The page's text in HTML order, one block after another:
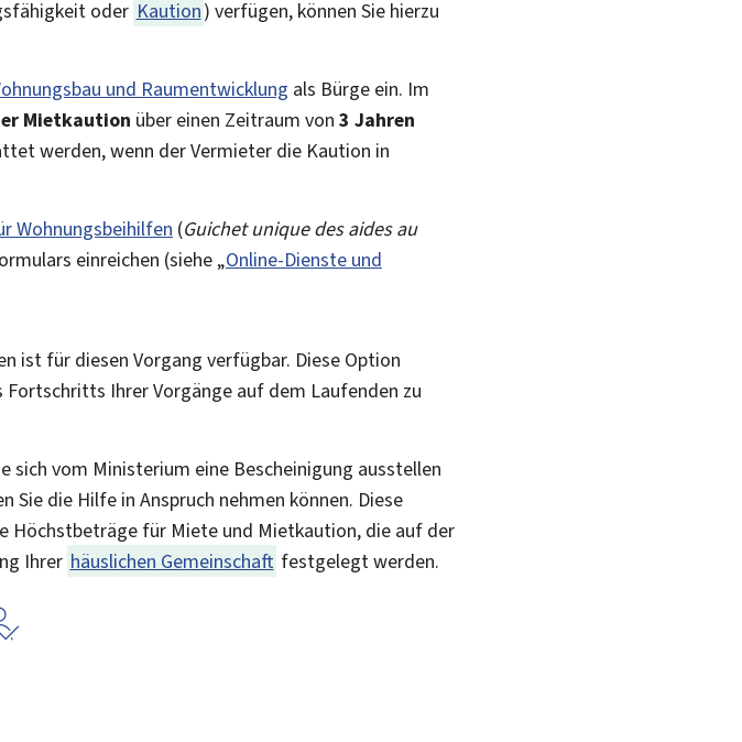
oder Kaution) verfügen, können Sie hierzu
und Raumentwicklung als Bürge ein. Im
Mietkaution über einen Zeitraum von 3 Jahren
werden, wenn der Vermieter die Kaution in
Wohnungsbeihilfen (Guichet unique des aides au
einreichen (siehe „Online-Dienste und
ist für diesen Vorgang verfügbar. Diese Option
Ihrer Vorgänge auf dem Laufenden zu
sich vom Ministerium eine Bescheinigung ausstellen
Sie die Hilfe in Anspruch nehmen können. Diese
Höchstbeträge für Miete und Mietkaution, die auf der
Ihrer häuslichen Gemeinschaft festgelegt werden.